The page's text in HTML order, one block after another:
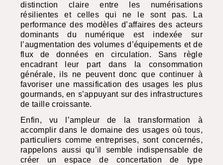
distinction claire entre les numérisations
résilientes et celles qui ne le sont pas. La
performance des modèles d’affaires des acteurs
dominants du numérique est indexée sur
l’augmentation des volumes d’équipements et de
flux de données en circulation. Sans règle
encadrant leur part dans la consommation
générale, ils ne peuvent donc que continuer à
favoriser une massification des usages les plus
gourmands, en s’appuyant sur des infrastructures
de taille croissante.
Enfin, vu l’ampleur de la transformation à
accomplir dans le domaine des usages où tous,
particuliers comme entreprises, sont concernés,
rappelons aussi qu’il semble indispensable de
créer un espace de concertation de type